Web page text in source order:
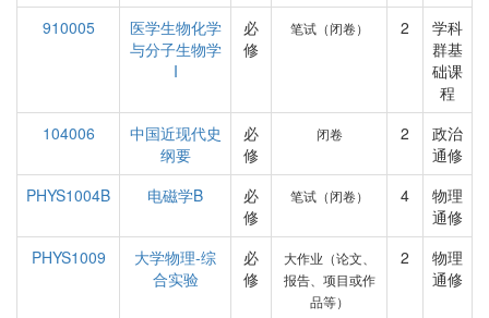
910005
医学生物化学
与分子生物学
I
必
修
笔试（闭卷） 2
学科
群基
础课
程
104006
中国近现代史
纲要
必
修
闭卷 2
政治
通修
PHYS1004B
电磁学B
必
修
笔试（闭卷） 4
物理
通修
PHYS1009
大学物理-综
合实验
必
修
大作业（论文、
报告、项目或作
品等）
2
物理
通修